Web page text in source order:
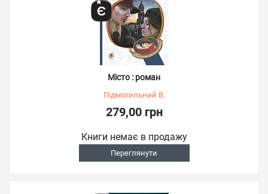
Місто : роман
Підмогильний В.
279,00 грн
Книги немає в продажу
Переглянути